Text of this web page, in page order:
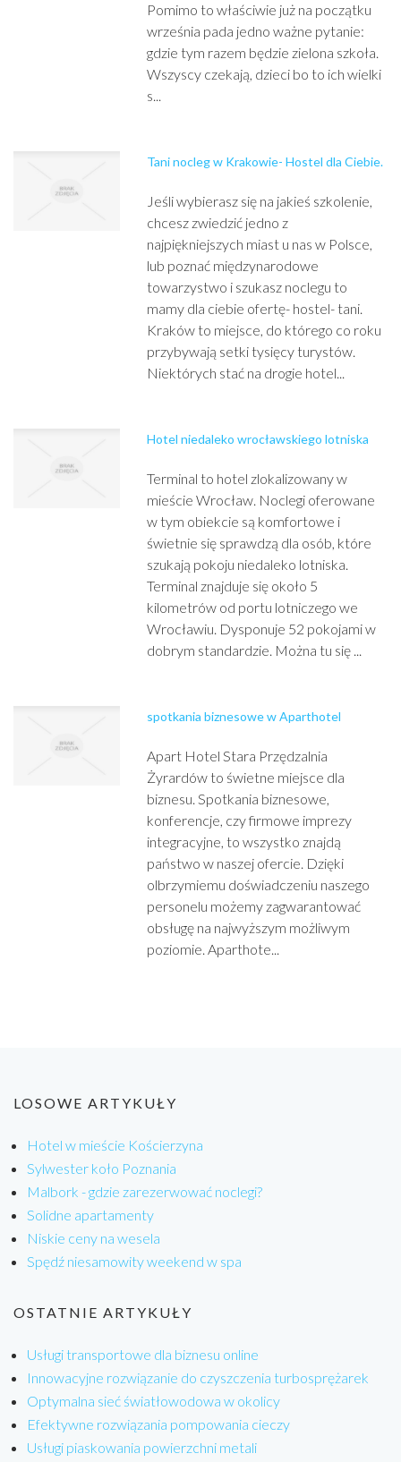
Pomimo to właściwie już na początku
września pada jedno ważne pytanie:
gdzie tym razem będzie zielona szkoła.
Wszyscy czekają, dzieci bo to ich wielki
s...
Tani nocleg w Krakowie- Hostel dla Ciebie.
Jeśli wybierasz się na jakieś szkolenie,
chcesz zwiedzić jedno z
najpiękniejszych miast u nas w Polsce,
lub poznać międzynarodowe
towarzystwo i szukasz noclegu to
mamy dla ciebie ofertę- hostel- tani.
Kraków to miejsce, do którego co roku
przybywają setki tysięcy turystów.
Niektórych stać na drogie hotel...
Hotel niedaleko wrocławskiego lotniska
Terminal to hotel zlokalizowany w
mieście Wrocław. Noclegi oferowane
w tym obiekcie są komfortowe i
świetnie się sprawdzą dla osób, które
szukają pokoju niedaleko lotniska.
Terminal znajduje się około 5
kilometrów od portu lotniczego we
Wrocławiu. Dysponuje 52 pokojami w
dobrym standardzie. Można tu się ...
spotkania biznesowe w Aparthotel
Apart Hotel Stara Przędzalnia
Żyrardów to świetne miejsce dla
biznesu. Spotkania biznesowe,
konferencje, czy firmowe imprezy
integracyjne, to wszystko znajdą
państwo w naszej ofercie. Dzięki
olbrzymiemu doświadczeniu naszego
personelu możemy zagwarantować
obsługę na najwyższym możliwym
poziomie. Aparthote...
LOSOWE ARTYKUŁY
Hotel w mieście Kościerzyna
Sylwester koło Poznania
Malbork - gdzie zarezerwować noclegi?
Solidne apartamenty
Niskie ceny na wesela
Spędź niesamowity weekend w spa
OSTATNIE ARTYKUŁY
Usługi transportowe dla biznesu online
Innowacyjne rozwiązanie do czyszczenia turbosprężarek
Optymalna sieć światłowodowa w okolicy
Efektywne rozwiązania pompowania cieczy
Usługi piaskowania powierzchni metali